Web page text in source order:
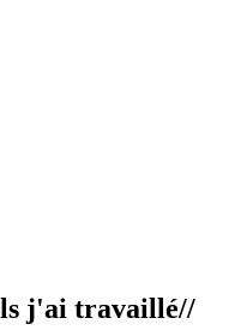
j'ai travaillé//